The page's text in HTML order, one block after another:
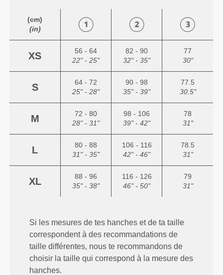
(cm)
(in)
XS
56 - 64
22" - 25"
82 - 90
32" - 35"
77
30"
S
64 - 72
25" - 28"
90 - 98
35" - 39"
77.5
30.5"
M
72 - 80
28" - 31"
98 - 106
39" - 42"
78
31"
L
80 - 88
31" - 35"
106 - 116
42" - 46"
78.5
31"
XL
88 - 96
35" - 38"
116 - 126
46" - 50"
79
31"
Si les mesures de tes hanches et de ta taille
correspondent à des recommandations de
taille différentes, nous te recommandons de
choisir la taille qui correspond à la mesure des
hanches.